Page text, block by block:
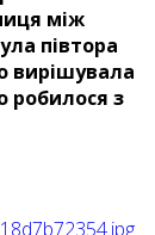
між
півтора
вирішувала
робилося з